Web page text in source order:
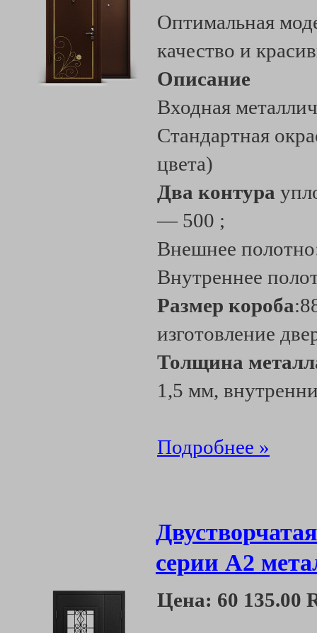
Оптимальная
качество и
Описание
Входная
Стандартная
цвета)
Два контура
— 500 ;
Внешнее
Внутреннее
Размер короба
изготовление
Толщина
1,5 мм,
Подробнее »
серии А2
Цена: 60 135.00